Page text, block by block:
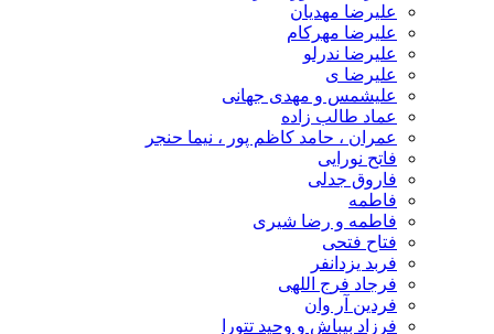
علیرضا مهدیان
علیرضا مهرکام
علیرضا ندرلو
علیرضا ی
علیشمس و مهدی جهانی
عماد طالب زاده
عمران ، حامد کاظم پور ، نیما حنجر
فاتح نورایی
فاروق جدلی
فاطمه
فاطمه و رضا شیری
فتاح فتحی
فربد یزدانفر
فرجاد فرج اللهی
فردین آر وان
فرزاد بیباش و وحید تتورا